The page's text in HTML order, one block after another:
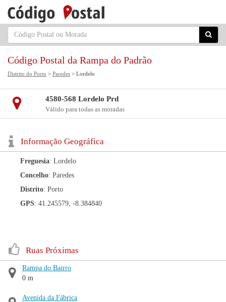
Código Postal da Rampa do Padrão
Distrito do Porto > Paredes > Lordelo
4580-568 Lordelo Prd
Válido para todas as moradas
Informação Geográfica
Freguesia: Lordelo
Concelho: Paredes
Distrito: Porto
GPS: 41.245579, -8.384840
Ruas Próximas
Rampa do Bairro
0 m
Avenida da Fábrica